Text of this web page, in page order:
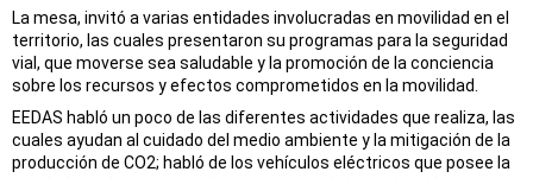
La mesa, invitó a varias entidades involucradas en movilidad en el
territorio, las cuales presentaron su programas para la seguridad
vial, que moverse sea saludable y la promoción de la conciencia
sobre los recursos y efectos comprometidos en la movilidad.
EEDAS habló un poco de las diferentes actividades que realiza, las
cuales ayudan al cuidado del medio ambiente y la mitigación de la
producción de CO2; habló de los vehículos eléctricos que posee la